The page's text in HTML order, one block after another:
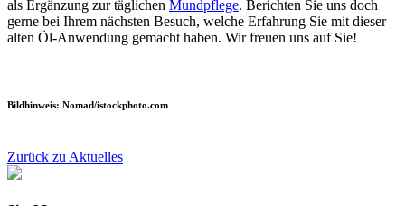
als Ergänzung zur täglichen Mundpflege. Berichten Sie uns doch
gerne bei Ihrem nächsten Besuch, welche Erfahrung Sie mit dieser
alten Öl-Anwendung gemacht haben. Wir freuen uns auf Sie!
Bildhinweis: Nomad/istockphoto.com
Zurück zu Aktuelles